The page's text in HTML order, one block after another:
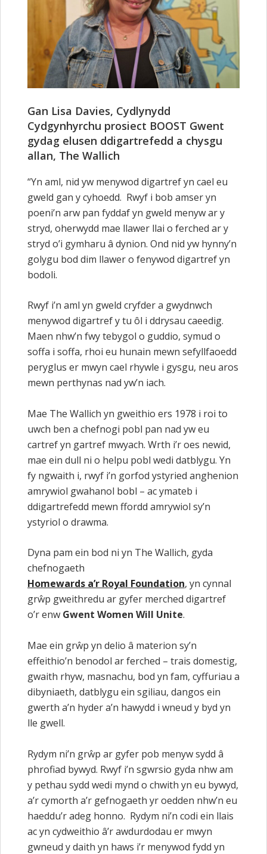
Gan Lisa Davies, Cydlynydd
Cydgynhyrchu prosiect BOOST Gwent
gydag elusen ddigartrefedd a chysgu
allan, The Wallich
“Yn aml, nid yw menywod digartref yn cael eu
gweld gan y cyhoedd. Rwyf i bob amser yn
poeni’n arw pan fyddaf yn gweld menyw ar y
stryd, oherwydd mae llawer llai o ferched ar y
stryd o’i gymharu â dynion. Ond nid yw hynny’n
golygu bod dim llawer o fenywod digartref yn
bodoli.
Rwyf i’n aml yn gweld cryfder a gwydnwch
menywod digartref y tu ôl i ddrysau caeedig.
Maen nhw’n fwy tebygol o guddio, symud o
soffa i soffa, rhoi eu hunain mewn sefyllfaoedd
peryglus er mwyn cael rhywle i gysgu, neu aros
mewn perthynas nad yw’n iach.
Mae The Wallich yn gweithio ers 1978 i roi to
uwch ben a chefnogi pobl pan nad yw eu
cartref yn gartref mwyach. Wrth i’r oes newid,
mae ein dull ni o helpu pobl wedi datblygu. Yn
fy ngwaith i, rwyf i’n gorfod ystyried anghenion
amrywiol gwahanol bobl – ac ymateb i
ddigartrefedd mewn ffordd amrywiol sy’n
ystyriol o drawma.
Dyna pam ein bod ni yn The Wallich, gyda
chefnogaeth
Homewards a’r Royal Foundation, yn cynnal
grŵp gweithredu ar gyfer merched digartref
o’r enw Gwent Women Will Unite.
Mae ein grŵp yn delio â materion sy’n
effeithio’n benodol ar ferched – trais domestig,
gwaith rhyw, masnachu, bod yn fam, cyffuriau a
dibyniaeth, datblygu ein sgiliau, dangos ein
gwerth a’n hyder a’n hawydd i wneud y byd yn
lle gwell.
Rydym ni’n grŵp ar gyfer pob menyw sydd â
phrofiad bywyd. Rwyf i’n sgwrsio gyda nhw am
y pethau sydd wedi mynd o chwith yn eu bywyd,
a’r cymorth a’r gefnogaeth yr oedden nhw’n eu
haeddu’r adeg honno. Rydym ni’n codi ein llais
ac yn cydweithio â’r awdurdodau er mwyn
gwneud y daith yn haws i’r menywod fydd yn